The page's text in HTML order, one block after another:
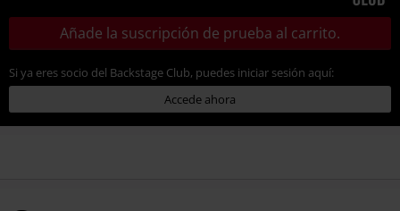
Añade la suscripción de prueba al carrito.
Si ya eres socio del Backstage Club, puedes iniciar sesión aquí:
Accede ahora